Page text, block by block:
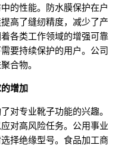
的性能。防水膜保护在户
高了缝纫精度，减少了产
各类工作领域的增强可靠
要持续保护的用户。公司
合物。
增加
对专业靴子功能的兴趣。
对高风险任务。公用事业
择绝缘型号。食品加工商